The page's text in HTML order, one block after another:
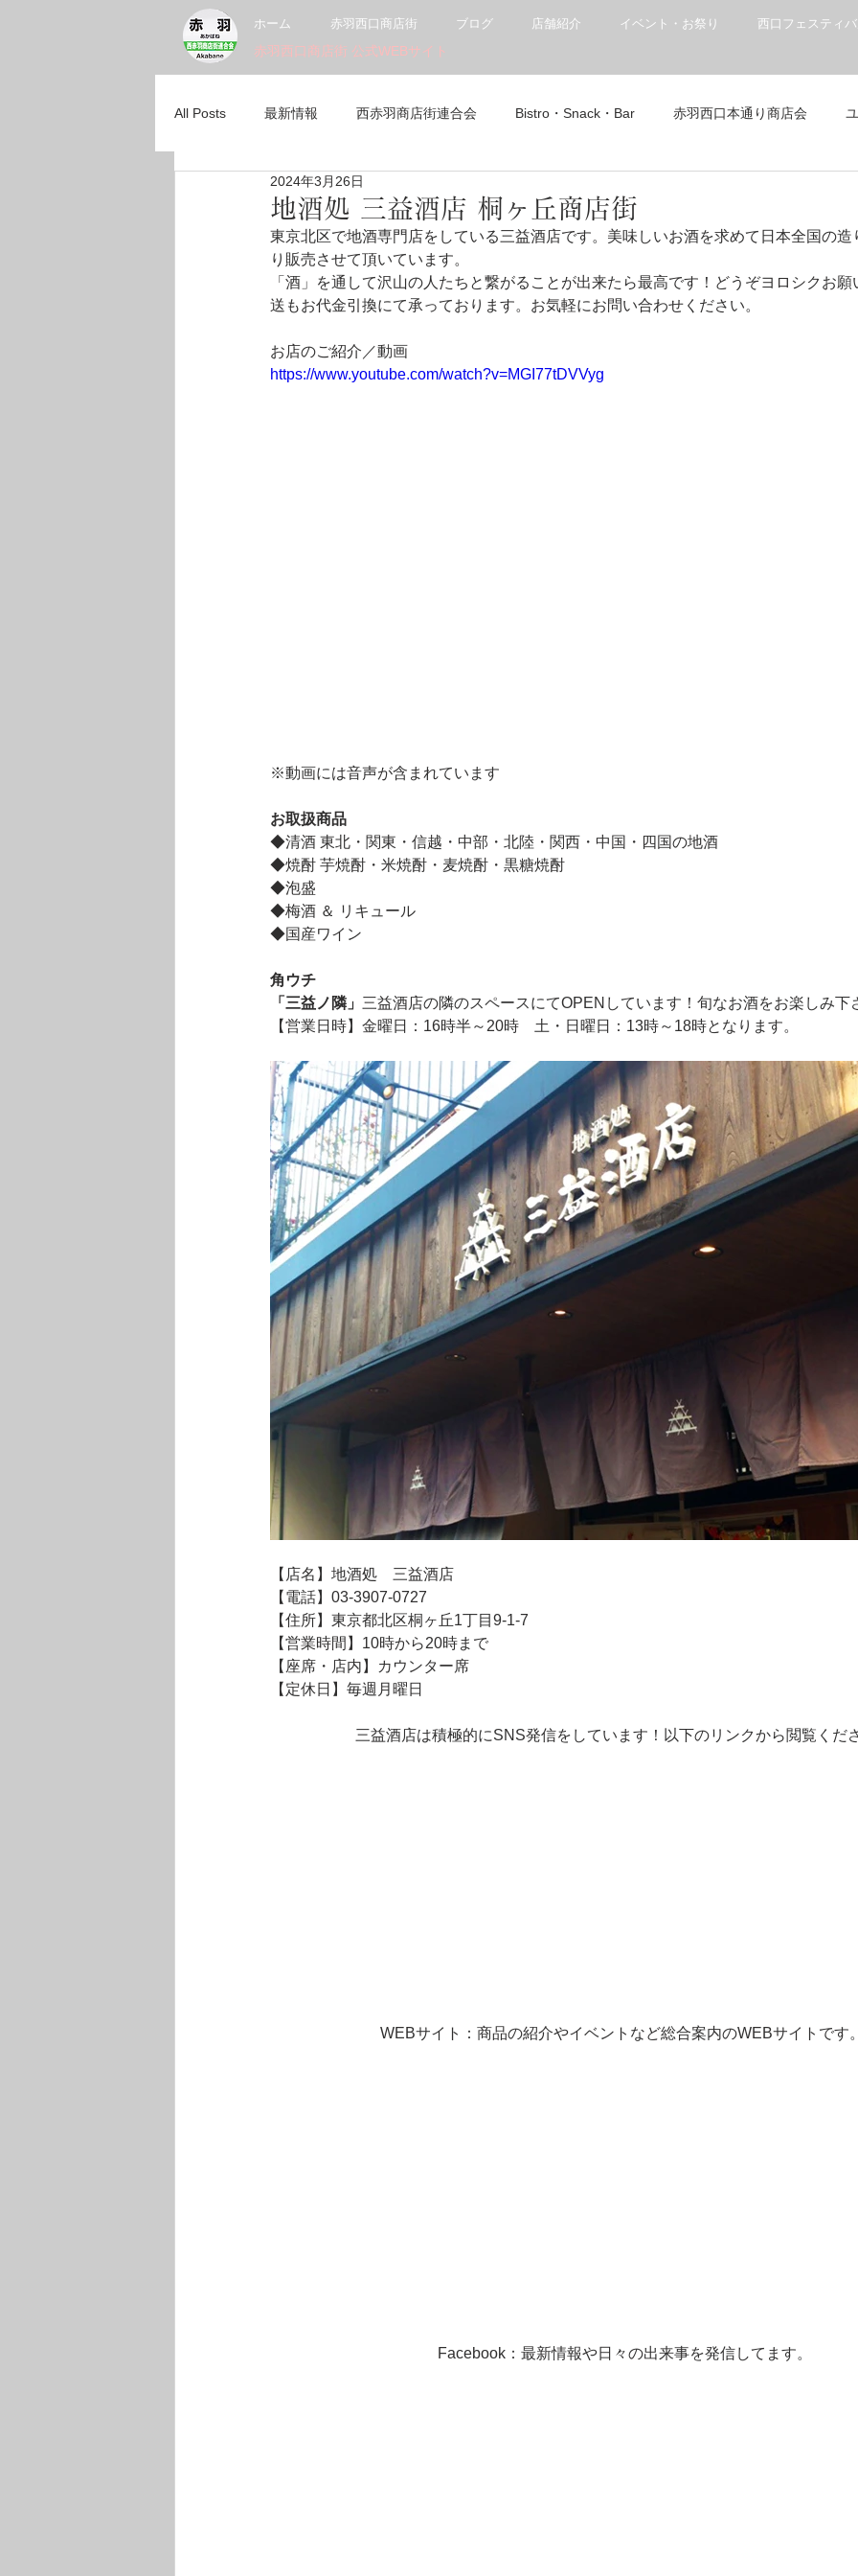
ホーム 赤羽西口商店街 ブログ 店舗紹介 イベント・お祭り 西口フェスティ
赤羽西口商店街 公式WEBサイト
All Posts 最新情報 西赤羽商店街連合会 Bistro・Snack・Bar 赤羽西口本通り商店会
ランチ・カフェ 赤羽西口駅前商店会
赤羽台団地商店会 七福神広場
新店舗紹介 最新情報
地酒処 三益酒店 桐ヶ丘商店街
2024年3月26日
東京北区で地酒専門店をしている三益酒店です。美味しいお酒を求めて日本全国の造
り販売させて頂いています。
「酒」を通して沢山の人たちと繋がることが出来たら最高です！どうぞヨロシクお
送もお代金引換にて承っております。お気軽にお問い合わせください。
お店のご紹介／動画
https://www.youtube.com/watch?v=MGI77tDVVyg
※動画には音声が含まれています
お取扱商品
◆清酒 東北・関東・信越・中部・北陸・関西・中国・四国の地酒
◆焼酎 芋焼酎・米焼酎・麦焼酎・黒糖焼酎
◆泡盛
◆梅酒 ＆ リキュール
◆国産ワイン
角ウチ
「三益ノ隣」 三益酒店の隣のスペースにてOPENしています！旬なお酒をお楽しみ下
【営業日時】金曜日：16時半～20時　土・日曜日：13時～18時となります。
【店名】地酒処　三益酒店
【電話】03-3907-0727
【住所】東京都北区桐ヶ丘1丁目9-1-7
【営業時間】10時から20時まで
【座席・店内】カウンター席
【定休日】毎週月曜日
三益酒店は積極的にSNS発信をしています！以下のリンクから閲覧くだ
WEBサイト：商品の紹介やイベントなど総合案内のWEBサイトです
Facebook：最新情報や日々の出来事を発信してます。